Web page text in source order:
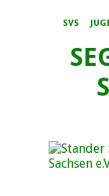
SVS